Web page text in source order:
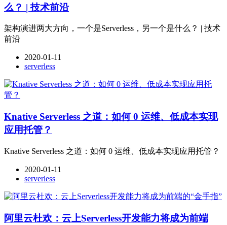
么？ | 技术前沿
架构演进两大方向，一个是Serverless，另一个是什么？ | 技术
前沿
2020-01-11
serverless
Knative Serverless 之道：如何 0 运维、低成本实现
应用托管？
Knative Serverless 之道：如何 0 运维、低成本实现应用托管？
2020-01-11
serverless
阿里云杜欢：云上Serverless开发能力将成为前端